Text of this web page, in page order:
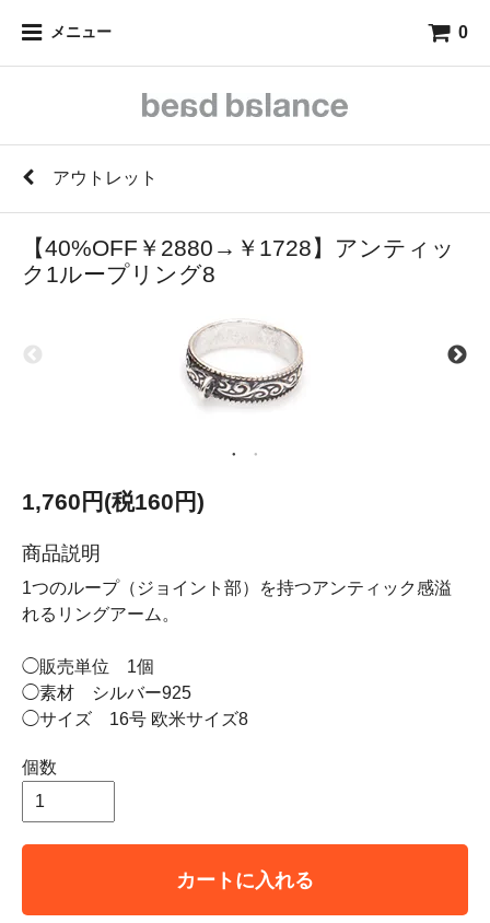
メニュー 0
アウトレット
【40%OFF￥2880→￥1728】アンティッ
ク1ループリング8
1,760円(税160円)
商品説明
1つのループ（ジョイント部）を持つアンティック感溢
れるリングアーム。
◯販売単位 1個
◯素材 シルバー925
◯サイズ 16号 欧米サイズ8
個数
カートに入れる